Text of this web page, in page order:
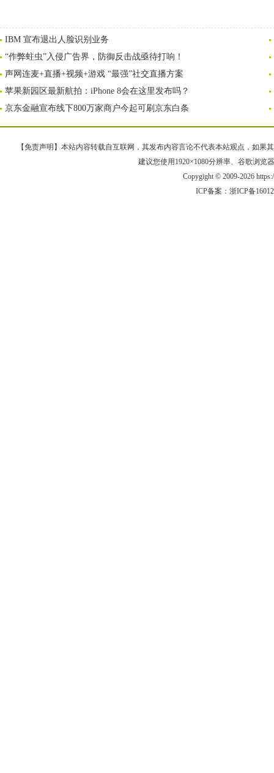
IBM 宣布退出人脸识别业务
“作弊蛀虫”入侵广告界，防御反击战亟待打响！
声网连麦+直播+视频+游戏 “最强”社交直播方案
苹果新园区最新航拍：iPhone 8会在这里发布吗？
京东金融宣布线下800万家商户今起可刷京东白条
【免责声明】本站内容转载自互联网，其发布内容言论不代表本站观点，如果
建议您使用1920×1080分辨率、谷歌浏览
Copygight © 2009-2026
ICP备案： 浙ICP备